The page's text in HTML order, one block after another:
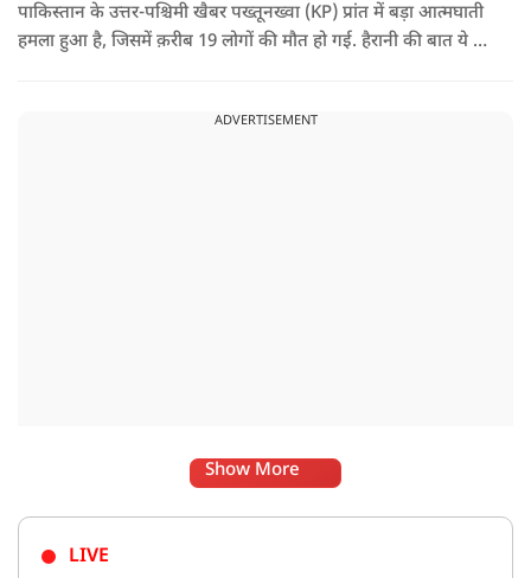
पाकिस्तान के उत्तर-पश्चिमी खैबर पख्तूनख्वा (KP) प्रांत में बड़ा आत्मघाती
हमला हुआ है, जिसमें क़रीब 19 लोगों की मौत हो गई. हैरानी की बात ये है
ADVERTISEMENT
Show More
LIVE